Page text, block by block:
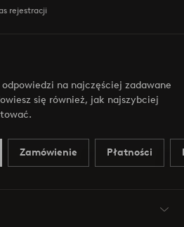
rejestracji
na najczęściej zadawane
się również, jak najszybciej
Zamówienie Płatności